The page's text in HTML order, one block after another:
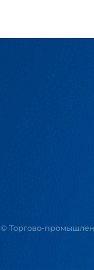
© Торгово-